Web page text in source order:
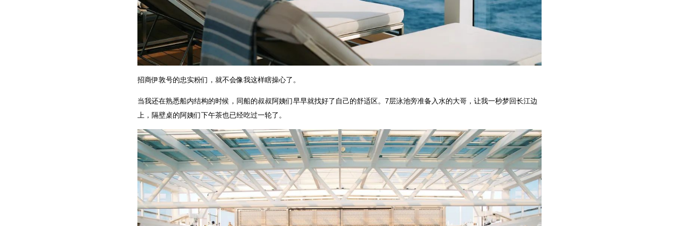
招商伊敦号的忠实粉们，就不会像我这样瞎操心了。
当我还在熟悉船内结构的时候，同船的叔叔阿姨们早早就找好了自己的舒适区。7层泳池旁准备入水的大哥，让我一秒梦回长江边
上，隔壁桌的阿姨们下午茶也已经吃过一轮了。